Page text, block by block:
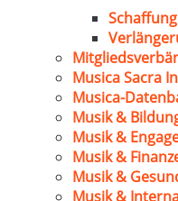
Musica Sacra
Musica-
Musik &
Musik &
Musik &
Musik &
Musik &